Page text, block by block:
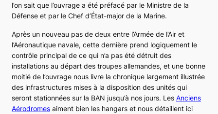
l’on sait que l’ouvrage a été préfacé par le Ministre de la
Défense et par le Chef d’État-major de la Marine.
Après un nouveau pas de deux entre l’Armée de l’Air et
l’Aéronautique navale, cette dernière prend logiquement le
contrôle principal de ce qui n’a pas été détruit des
installations au départ des troupes allemandes, et une bonne
moitié de l’ouvrage nous livre la chronique largement illustrée
des infrastructures mises à la disposition des unités qui
seront stationnées sur la BAN jusqu’à nos jours. Les Anciens
Aérodromes aiment bien les hangars et nous détaillent ici